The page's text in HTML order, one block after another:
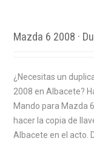
Mazda 6 2008 ·
¿Necesitas un
2008 en Albacete?
Mando para Mazda
hacer la copia de
Albacete en el acto.